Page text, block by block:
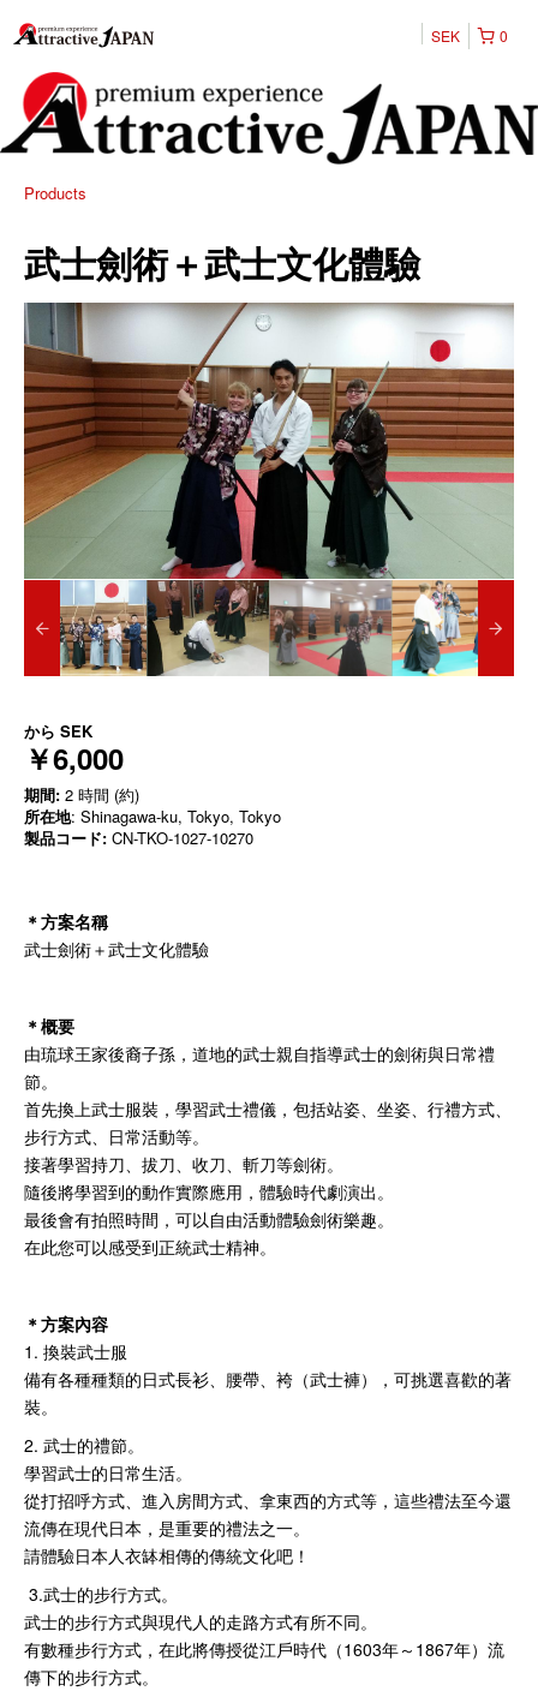
0
SEK
Products
武士劍術＋武士文化體驗
から SEK
￥6,000
期間: 2 時間 (約)
所在地: Shinagawa-ku, Tokyo, Tokyo
製品コード: CN-TKO-1027-10270
＊方案名稱
武士劍術＋武士文化體驗
＊概要
由琉球王家後裔子孫，道地的武士親自指導武士的劍術與日常禮
節。
首先換上武士服裝，學習武士禮儀，包括站姿、坐姿、行禮方式、
步行方式、日常活動等。
接著學習持刀、拔刀、收刀、斬刀等劍術。
隨後將學習到的動作實際應用，體驗時代劇演出。
最後會有拍照時間，可以自由活動體驗劍術樂趣。
在此您可以感受到正統武士精神。
＊方案內容
1. 換裝武士服
備有各種種類的日式長衫、腰帶、袴（武士褲），可挑選喜歡的著
裝。
2. 武士的禮節。
學習武士的日常生活。
從打招呼方式、進入房間方式、拿東西的方式等，這些禮法至今還
流傳在現代日本，是重要的禮法之一。
請體驗日本人衣缽相傳的傳統文化吧！
3.武士的步行方式。
武士的步行方式與現代人的走路方式有所不同。
有數種步行方式，在此將傳授從江戶時代（1603年～1867年）流
傳下的步行方式。